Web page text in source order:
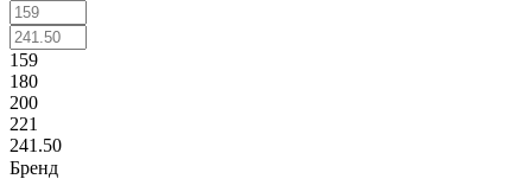
159
180
200
221
241.50
Бренд